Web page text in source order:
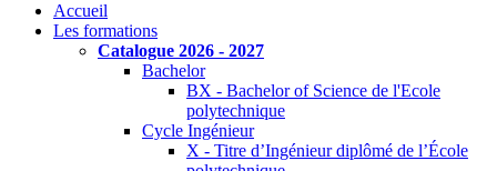
Accueil
Les formations
Catalogue 2026 - 2027
Bachelor
BX - Bachelor of Science de l'Ecole
polytechnique
Cycle Ingénieur
X - Titre d’Ingénieur diplômé de l’École